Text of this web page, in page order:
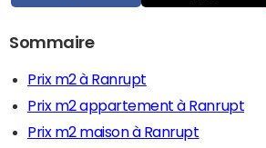
Sommaire
Prix m2 à Ranrupt
Prix m2 appartement à Ranrupt
Prix m2 maison à Ranrupt